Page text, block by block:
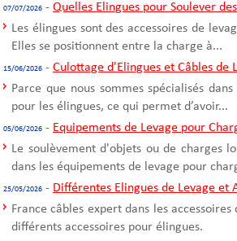
07/07/2026 - Quelles Elingues pour Soulever
Les élingues sont des accessoires de
Elles se positionnent entre la charge à...
15/06/2026 - Culottage d'Elingues et Câbles de
Parce que nous sommes spécialisés
pour les élingues, ce qui permet d’avoir...
05/06/2026 - Equipements de Levage pour
Le soulèvement d'objets ou de charges
dans les équipements de levage pour
25/05/2026 - Différentes Elingues de Levage et
France câbles expert dans les
différents accessoires pour élingues.